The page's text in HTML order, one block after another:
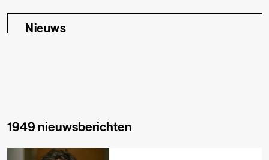
Nieuws
1949 nieuwsberichten